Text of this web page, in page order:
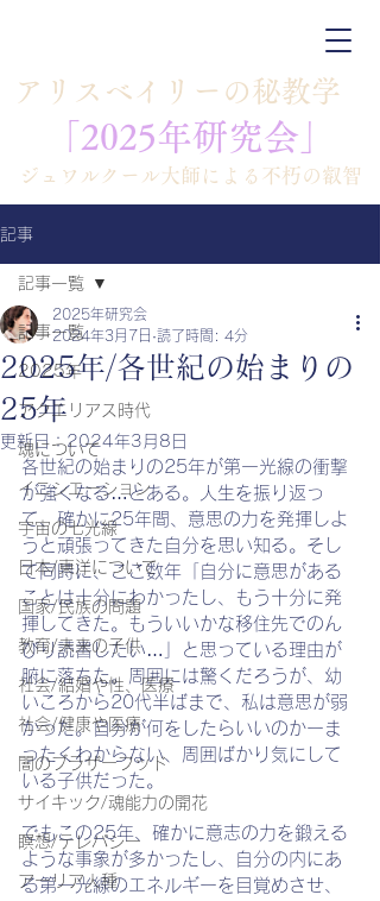
​アリスベイリーの秘教学
​ジュワルクール大師による不朽の叡智
「​​2025年研究会」
記事
記事一覧
2025年
アクエリアス時代
魂について
イニシエーション
宇宙の七光線
日本/東洋について
国家/民族の問題
教育/未来の子供
社会/結婚や性、医療
社会/健康や医療
闇のブラザーフッド
サイキック/魂能力の開花
瞑想/テレパシー
アーリア人種
記事一覧
2025年/各世紀の始まりの
25年
2025年研究会
2024年3月7日 読了時間: 4分
更新日：2024年3月8日
各世紀の始まりの25年が第一光線の衝撃
が強くなる…とある。人生を振り返っ
て、確かに25年間、意思の力を発揮しよ
うと頑張ってきた自分を思い知る。そし
て同時に、ここ数年「自分に意思がある
ことは十分にわかったし、もう十分に発
揮してきた。もういいかな移住先でのん
びり読書したい…」と思っている理由が
腑に落ちた。周囲には驚くだろうが、幼
いころから20代半ばまで、私は意思が弱
かった。自分が何をしたらいいのかーま
ったくわからない、周囲ばかり気にして
いる子供だった。
でもこの25年、確かに意志の力を鍛える
ような事象が多かったし、自分の内にあ
る第一光線のエネルギーを目覚めさせ、